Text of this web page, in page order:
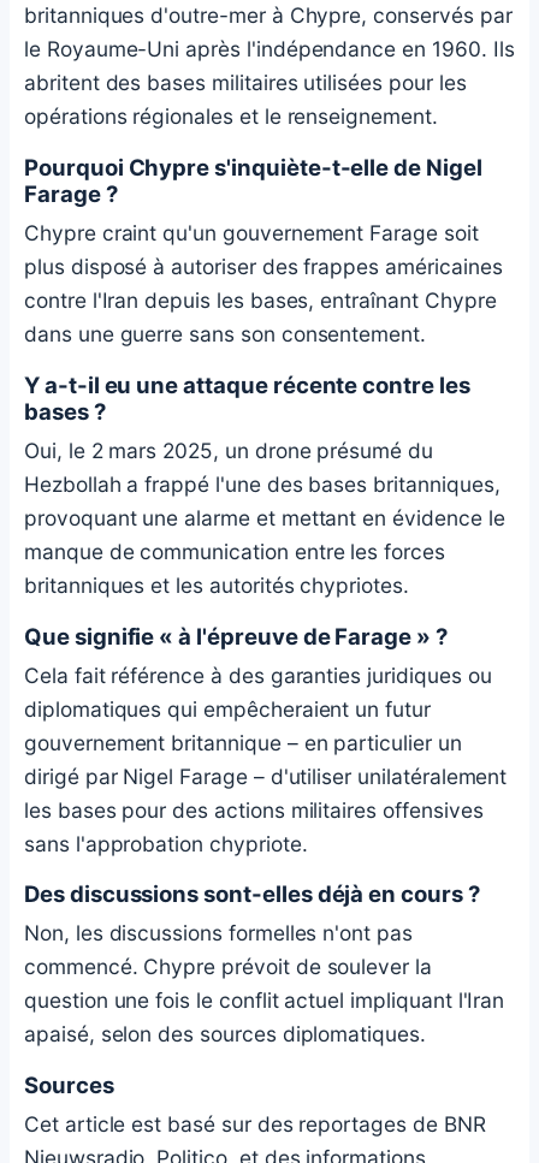
britanniques d'outre-mer à Chypre, conservés par
le Royaume-Uni après l'indépendance en 1960. Ils
abritent des bases militaires utilisées pour les
opérations régionales et le renseignement.
Pourquoi Chypre s'inquiète-t-elle de Nigel
Farage ?
Chypre craint qu'un gouvernement Farage soit
plus disposé à autoriser des frappes américaines
contre l'Iran depuis les bases, entraînant Chypre
dans une guerre sans son consentement.
Y a-t-il eu une attaque récente contre les
bases ?
Oui, le 2 mars 2025, un drone présumé du
Hezbollah a frappé l'une des bases britanniques,
provoquant une alarme et mettant en évidence le
manque de communication entre les forces
britanniques et les autorités chypriotes.
Que signifie « à l'épreuve de Farage » ?
Cela fait référence à des garanties juridiques ou
diplomatiques qui empêcheraient un futur
gouvernement britannique – en particulier un
dirigé par Nigel Farage – d'utiliser unilatéralement
les bases pour des actions militaires offensives
sans l'approbation chypriote.
Des discussions sont-elles déjà en cours ?
Non, les discussions formelles n'ont pas
commencé. Chypre prévoit de soulever la
question une fois le conflit actuel impliquant l'Iran
apaisé, selon des sources diplomatiques.
Sources
Cet article est basé sur des reportages de BNR
Nieuwsradio, Politico, et des informations